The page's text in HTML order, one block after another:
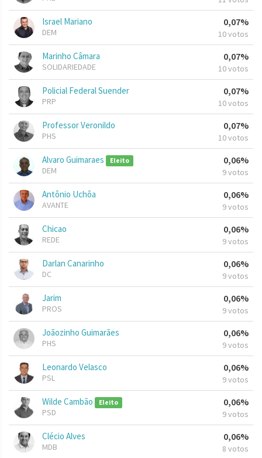
Israel Mariano
DEM
0,07%
10 votos
Marinho Câmara
SOLIDARIEDADE
0,07%
10 votos
Policial Federal Suender
PRP
0,07%
10 votos
Professor Veronildo
PHS
0,07%
10 votos
Alvaro Guimaraes Eleito
DEM
0,06%
9 votos
Antônio Uchôa
AVANTE
0,06%
9 votos
Chicao
REDE
0,06%
9 votos
Darlan Canarinho
DC
0,06%
9 votos
Jarim
PROS
0,06%
9 votos
Joãozinho Guimarães
PHS
0,06%
9 votos
Leonardo Velasco
PSL
0,06%
9 votos
Wilde Cambão Eleito
PSD
0,06%
9 votos
Clécio Alves
MDB
0,06%
8 votos